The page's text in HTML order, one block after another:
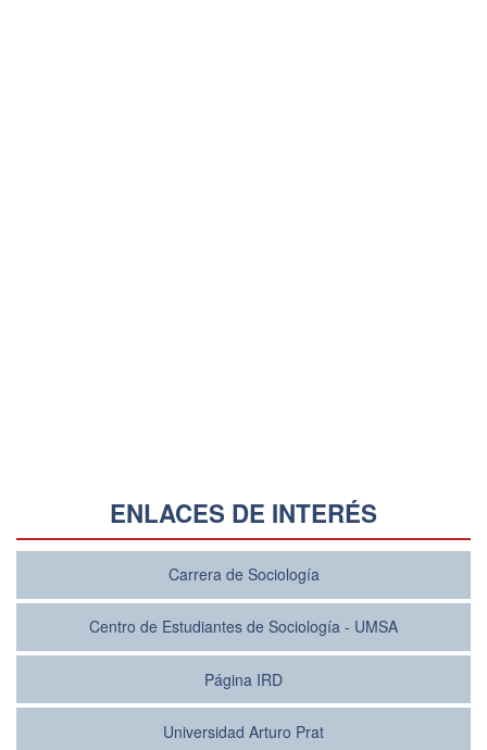
ENLACES DE INTERÉS
Carrera de Sociología
Centro de Estudiantes de Sociología - UMSA
Página IRD
Universidad Arturo Prat